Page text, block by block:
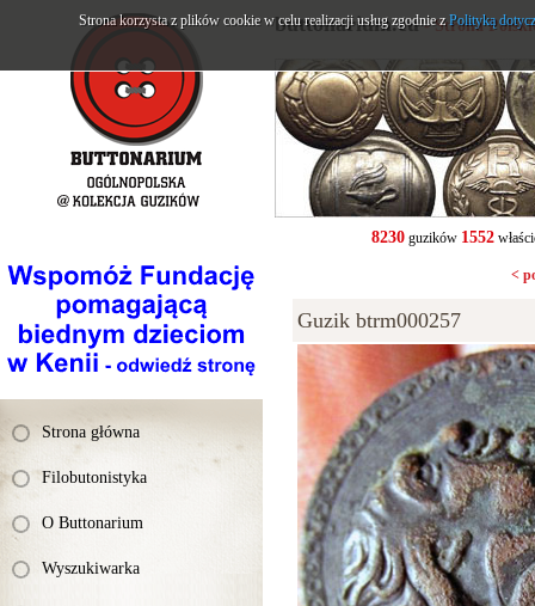
Strona główna
Filobutonistyka
O Buttonarium
Wyszukiwarka
buttonarium.eu- Strona
8230guzików 1552
<
Guzik btrm000257
Strona korzysta z plików cookie w celu realizacji usług zgodnie zPolityką